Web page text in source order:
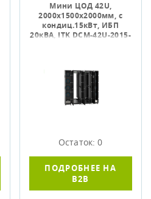
Мини ЦОД 42U,
2000х1500х2000мм, с
кондиц.15кВт, ИБП
20кВА, ITK DCM-42U-2015-
Остаток: 0
ПОДРОБНЕЕ НА
B2B